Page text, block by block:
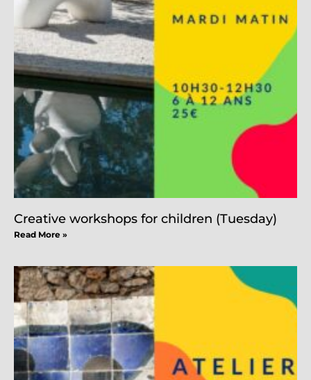
Creative workshops for children (Tuesday)
Read More »